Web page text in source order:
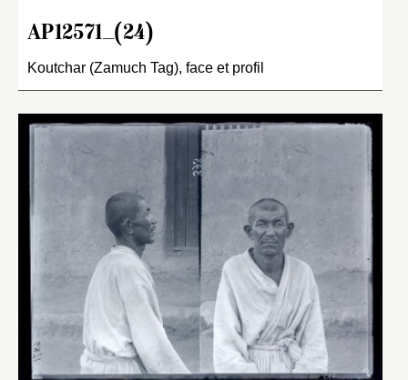
AP12571_(24)
Koutchar (Zamuch Tag), face et profil